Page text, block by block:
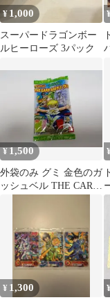
¥ 1,000
スーパードラゴンボー
ルヒーローズ 3パック
¥1,500
外袋のみ グミ 金色のガ
ッシュベル THE CARD
¥ 1,300